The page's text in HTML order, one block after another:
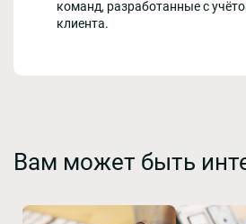
команд, разработанные с
клиента.
Вам может быть